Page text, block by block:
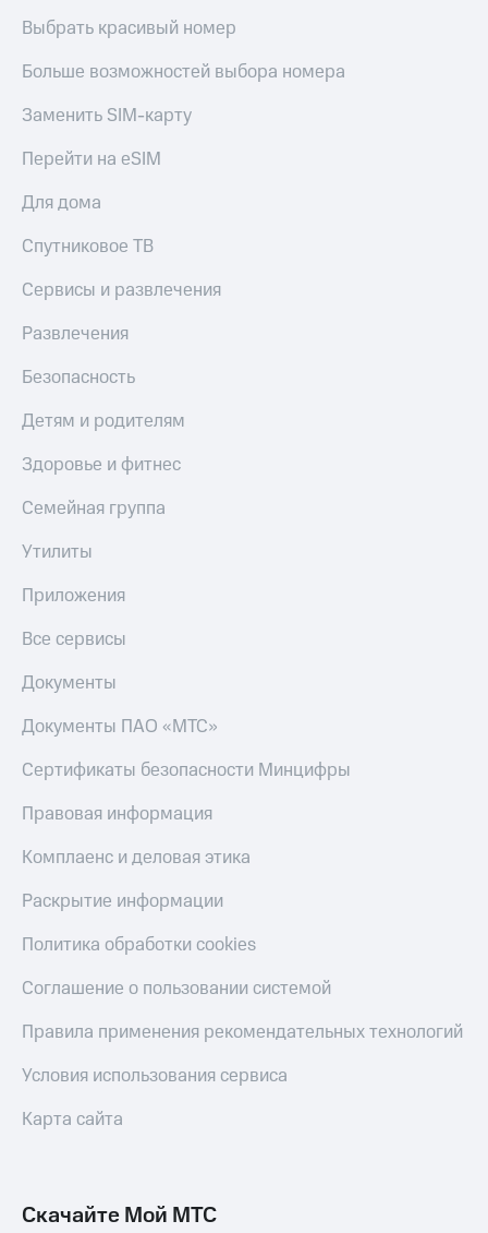
Выбрать красивый номер
Больше возможностей выбора номера
Заменить SIM-карту
Перейти на eSIM
Для дома
Спутниковое ТВ
Сервисы и развлечения
Развлечения
Безопасность
Детям и родителям
Здоровье и фитнес
Семейная группа
Утилиты
Приложения
Все сервисы
Документы
Документы ПАО «МТС»
Сертификаты безопасности Минцифры
Правовая информация
Комплаенс и деловая этика
Раскрытие информации
Политика обработки cookies
Соглашение о пользовании системой
Правила применения рекомендательных технологий
Условия использования сервиса
Карта сайта
Скачайте Мой МТС